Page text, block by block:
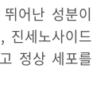
어난 성분이
진세노사이드
정상 세포를